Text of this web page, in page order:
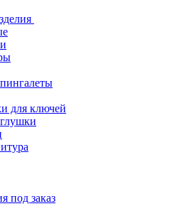
для ключей
под заказ